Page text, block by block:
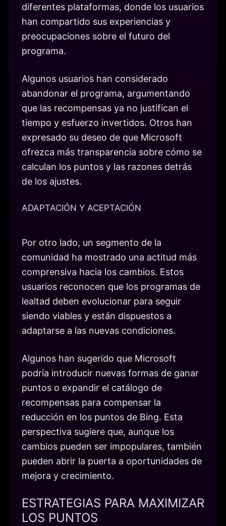
diferentes plataformas, donde los usuarios
han compartido sus experiencias y
preocupaciones sobre el futuro del
programa.
Algunos usuarios han considerado
abandonar el programa, argumentando
que las recompensas ya no justifican el
tiempo y esfuerzo invertidos. Otros han
expresado su deseo de que Microsoft
ofrezca más transparencia sobre cómo se
calculan los puntos y las razones detrás
de los ajustes.
ADAPTACIÓN Y ACEPTACIÓN
Por otro lado, un segmento de la
comunidad ha mostrado una actitud más
comprensiva hacia los cambios. Estos
usuarios reconocen que los programas de
lealtad deben evolucionar para seguir
siendo viables y están dispuestos a
adaptarse a las nuevas condiciones.
Algunos han sugerido que Microsoft
podría introducir nuevas formas de ganar
puntos o expandir el catálogo de
recompensas para compensar la
reducción en los puntos de Bing. Esta
perspectiva sugiere que, aunque los
cambios pueden ser impopulares, también
pueden abrir la puerta a oportunidades de
mejora y crecimiento.
ESTRATEGIAS PARA MAXIMIZAR
LOS PUNTOS